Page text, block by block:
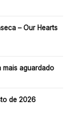
– Our Hearts
mais aguardado
de 2026